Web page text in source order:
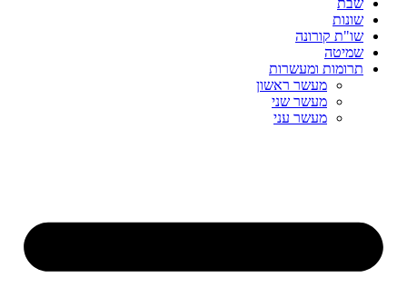
שבת
שונות
שו"ת קורונה
שמיטה
תרומות ומעשרות
מעשר ראשון
מעשר שני
מעשר עני